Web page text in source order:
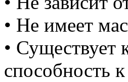
• Не имеет
• Существует
способность